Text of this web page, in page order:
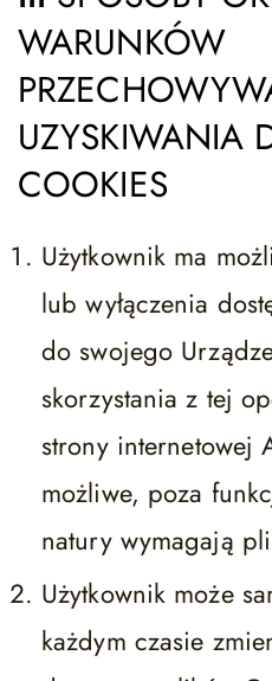
WARUNKÓW
UZYSKIWANIA
COOKIES
Użytkownik ma
lub wyłączenia
do swojego
skorzystania z tej
strony internetowej
możliwe, poza
natury wymagają
Użytkownik może
każdym czasie